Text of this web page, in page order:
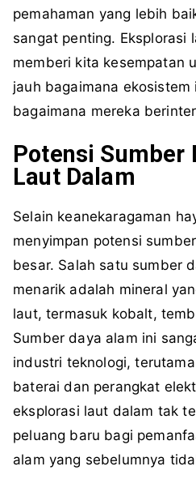
pemahaman yang lebih
sangat penting. Eksplorasi
memberi kita kesempatan
jauh bagaimana ekosistem
bagaimana mereka
Potensi Sumber
Laut Dalam
Selain keanekaragaman
menyimpan potensi
besar. Salah satu sumber
menarik adalah mineral
laut, termasuk kobalt,
Sumber daya alam ini
industri teknologi,
baterai dan perangkat
eksplorasi laut dalam tak
peluang baru bagi
alam yang sebelumnya